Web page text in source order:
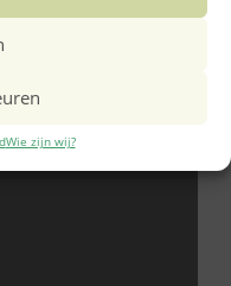
Wie zijn wij?